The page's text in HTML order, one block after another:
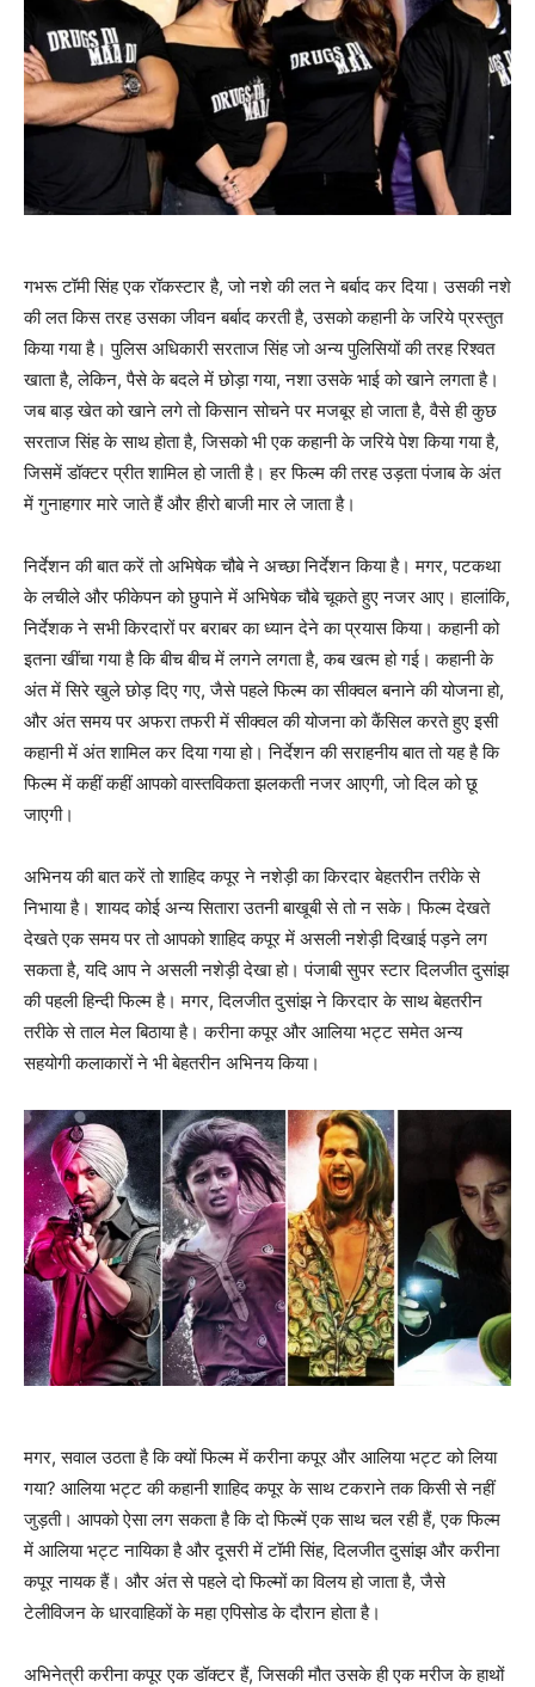
गभरू टॉमी सिंह एक रॉकस्‍टार है, जो नशे की लत ने बर्बाद कर दिया। उसकी नशे
की लत किस तरह उसका जीवन बर्बाद करती है, उसको कहानी के जरिये प्रस्‍तुत
किया गया है। पुलिस अधिकारी सरताज सिंह जो अन्‍य पुलिसियों की तरह रिश्‍वत
खाता है, लेकिन, पैसे के बदले में छोड़ा गया, नशा उसके भाई को खाने लगता है।
जब बाड़ खेत को खाने लगे तो किसान सोचने पर मजबूर हो जाता है, वैसे ही कुछ
सरताज सिंह के साथ होता है, जिसको भी एक कहानी के जरिये पेश किया गया है,
जिसमें डॉक्‍टर प्रीत शामिल हो जाती है। हर फिल्‍म की तरह उड़ता पंजाब के अंत
में गुनाहगार मारे जाते हैं और हीरो बाजी मार ले जाता है।
निर्देशन की बात करें तो अभिषेक चौबे ने अच्‍छा निर्देशन किया है। मगर, पटकथा
के लचीले और फीकेपन को छुपाने में अभिषेक चौबे चूकते हुए नजर आए। हालांकि,
निर्देशक ने सभी किरदारों पर बराबर का ध्‍यान देने का प्रयास किया। कहानी को
इतना खींचा गया है कि बीच बीच में लगने लगता है, कब खत्‍म हो गई। कहानी के
अंत में सिरे खुले छोड़ दिए गए, जैसे पहले फिल्‍म का सीक्‍वल बनाने की योजना हो,
और अंत समय पर अफरा तफरी में सीक्‍वल की योजना को कैंसिल करते हुए इसी
कहानी में अंत शामिल कर दिया गया हो। निर्देशन की सराहनीय बात तो यह है कि
फिल्‍म में कहीं कहीं आपको वास्‍तविकता झलकती नजर आएगी, जो दिल को छू
जाएगी।
अभिनय की बात करें तो शाहिद कपूर ने नशेड़ी का किरदार बेहतरीन तरीके से
निभाया है। शायद कोई अन्‍य सितारा उतनी बाखूबी से तो न सके। फिल्‍म देखते
देखते एक समय पर तो आपको शाहिद कपूर में असली नशेड़ी दिखाई पड़ने लग
सकता है, यदि आप ने असली नशेड़ी देखा हो। पंजाबी सुपर स्‍टार दिलजीत दुसांझ
की पहली हिन्‍दी फिल्‍म है। मगर, दिलजीत दुसांझ ने किरदार के साथ बेहतरीन
तरीके से ताल मेल बिठाया है। करीना कपूर और आलिया भट्ट समेत अन्‍य
सहयोगी कलाकारों ने भी बेहतरीन अभिनय किया।
मगर, सवाल उठता है कि क्‍यों फिल्‍म में करीना कपूर और आलिया भट्ट को लिया
गया? आलिया भट्ट की कहानी शाहिद कपूर के साथ टकराने तक किसी से नहीं
जुड़ती। आपको ऐसा लग सकता है कि दो फिल्‍में एक साथ चल रही हैं, एक फिल्‍म
में आलिया भट्ट नायिका है और दूसरी में टॉमी सिंह, दिलजीत दुसांझ और करीना
कपूर नायक हैं। और अंत से पहले दो फिल्‍मों का विलय हो जाता है, जैसे
टेलीविजन के धारवाहिकों के महा एपिसोड के दौरान होता है।
अभिनेत्री करीना कपूर एक डॉक्‍टर हैं, जिसकी मौत उसके ही एक मरीज के हाथों